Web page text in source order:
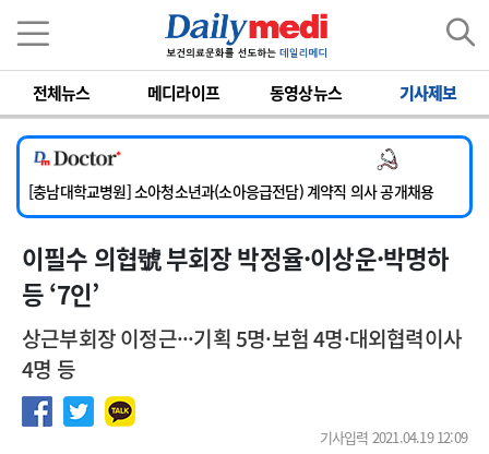
전체뉴스 메디라이프 동영상뉴스 기사제보
[서울아산병원] 2026년 하반기 인턴 모집
[영남대학교의료원] 마취통증의학과 임기제 임상의사 채용
[충남대학교병원] 소아청소년과(소아응급전담) 계약직 의사 공개채용
[동부병원] 계약직(응급의학과 전문의) 직원모집
[이대목동병원] 하반기 전공의(레지던트1년차) 모집
[서울아산병원] 2026년 하반기 인턴 모집
[영남대학교의료원] 마취통증의학과 임기제 임상의사 채용
이필수 의협號 부회장 박정율·이상운·박명하
등 ‘7인’
상근부회장 이정근···기획 5명·보험 4명·대외협력이사
4명 등
기사입력 2021.04.19 12:09